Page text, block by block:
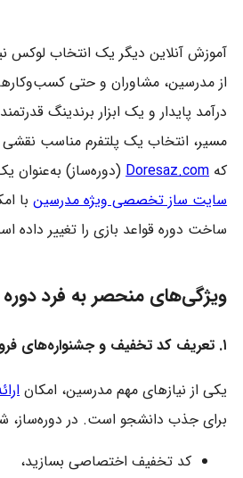
آموزش آنلاین دیگر یک انتخاب لوکس
از مدرسین، مشاوران و حتی
درآمد پایدار و یک ابزار برندینگ
مسیر، انتخاب یک پلتفرم مناسب
که Doresaz.com(دوره‌ساز) به‌عنوان
سایت ساز تخصصی ویژه مدرسینبا
ساخت دوره قواعد بازی را تغییر داده
ویژگی‌های منحصر به فرد دوره
۱. تعریف کد تخفیف و جشنواره‌های فروش
یکی از نیازهای مهم مدرسین، امکان
برای جذب دانشجو است. در دوره‌ساز،
کد تخفیف اختصاصی بسازید،